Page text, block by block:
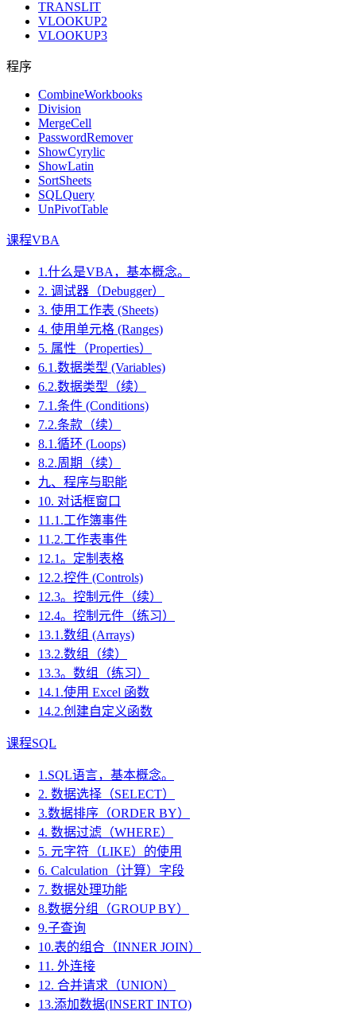
TRANSLIT
VLOOKUP2
VLOOKUP3
程序
CombineWorkbooks
Division
MergeCell
PasswordRemover
ShowCyrylic
ShowLatin
SortSheets
SQLQuery
UnPivotTable
课程VBA
1.什么是VBA，基本概念。
2. 调试器（Debugger）
3. 使用工作表 (Sheets)
4. 使用单元格 (Ranges)
5. 属性（Properties）
6.1.数据类型 (Variables)
6.2.数据类型（续）
7.1.条件 (Conditions)
7.2.条款（续）
8.1.循环 (Loops)
8.2.周期（续）
九、程序与职能
10. 对话框窗口
11.1.工作簿事件
11.2.工作表事件
12.1。定制表格
12.2.控件 (Controls)
12.3。控制元件（续）
12.4。控制元件（练习）
13.1.数组 (Arrays)
13.2.数组（续）
13.3。数组（练习）
14.1.使用 Excel 函数
14.2.创建自定义函数
课程SQL
1.SQL语言，基本概念。
2. 数据选择（SELECT）
3.数据排序（ORDER BY）
4. 数据过滤（WHERE）
5. 元字符（LIKE）的使用
6. Calculation（计算）字段
7. 数据处理功能
8.数据分组（GROUP BY）
9.子查询
10.表的组合（INNER JOIN）
11. 外连接
12. 合并请求（UNION）
13.添加数据(INSERT INTO)